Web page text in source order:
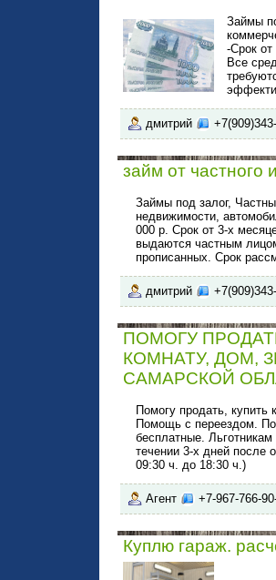
Займы
-Срок
Все
дмитрий
займ от частного
Займы под залог,
недвижимости,
000 р. Срок от 3-х
выдаются частным
прописанных. Срок
дмитрий
ПОМОГУ
КОМНАТУ, ДОМ,
САМАРСКОЙ
Помогу продать, купить
Помощь с переездом.
бесплатные.
течении 3-х дней после
09:30 ч. до 18:30 ч.)
Агент +7-967-766-
Куплю гараж.